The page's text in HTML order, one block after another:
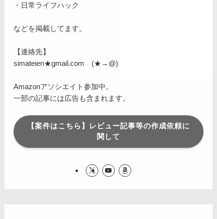
・日常ライフハック
などを掲載してます。
【連絡先】
simateien★gmail.com (★→@)
Amazonアソシエイト参加中。
一部の記事には広告も含まれます。
【案件はこちら】レビュー記事等の作成依頼に
関して